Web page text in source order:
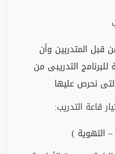
المتدربين وأن
للبرنامج التدريبى من
نحرص عليها
قاعة التدريب:
التهوية )